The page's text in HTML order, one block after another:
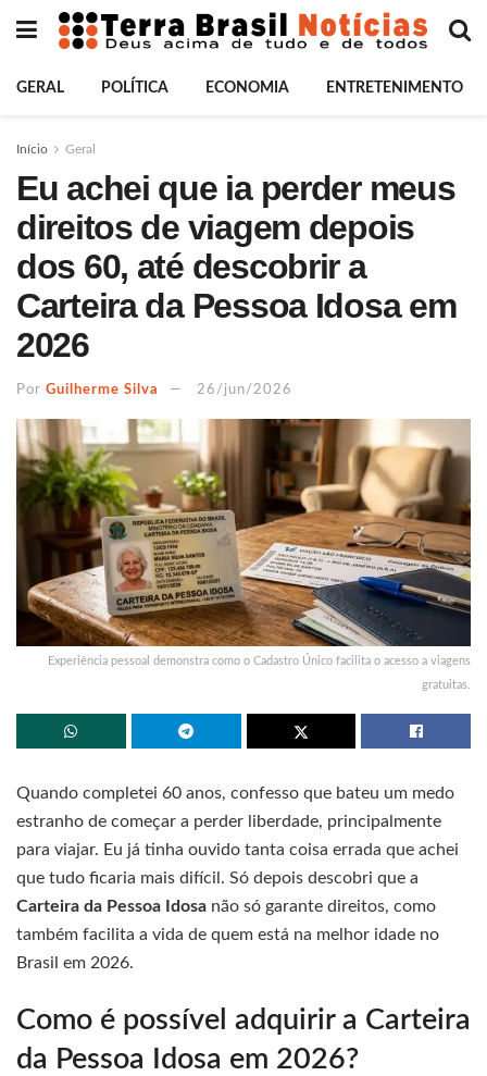
GERAL POLÍTICA ECONOMIA ENTRETENIMENTO
Início Geral
Eu achei que ia perder meus
direitos de viagem depois
dos 60, até descobrir a
Carteira da Pessoa Idosa em
2026
Por Guilherme Silva 26/jun/2026
Experiência pessoal demonstra como o Cadastro Único facilita o acesso a viagens
gratuitas.
Quando completei 60 anos, confesso que bateu um medo
estranho de começar a perder liberdade, principalmente
para viajar. Eu já tinha ouvido tanta coisa errada que achei
que tudo ficaria mais difícil. Só depois descobri que a
Carteira da Pessoa Idosa não só garante direitos, como
também facilita a vida de quem está na melhor idade no
Brasil em 2026.
Como é possível adquirir a Carteira
da Pessoa Idosa em 2026?